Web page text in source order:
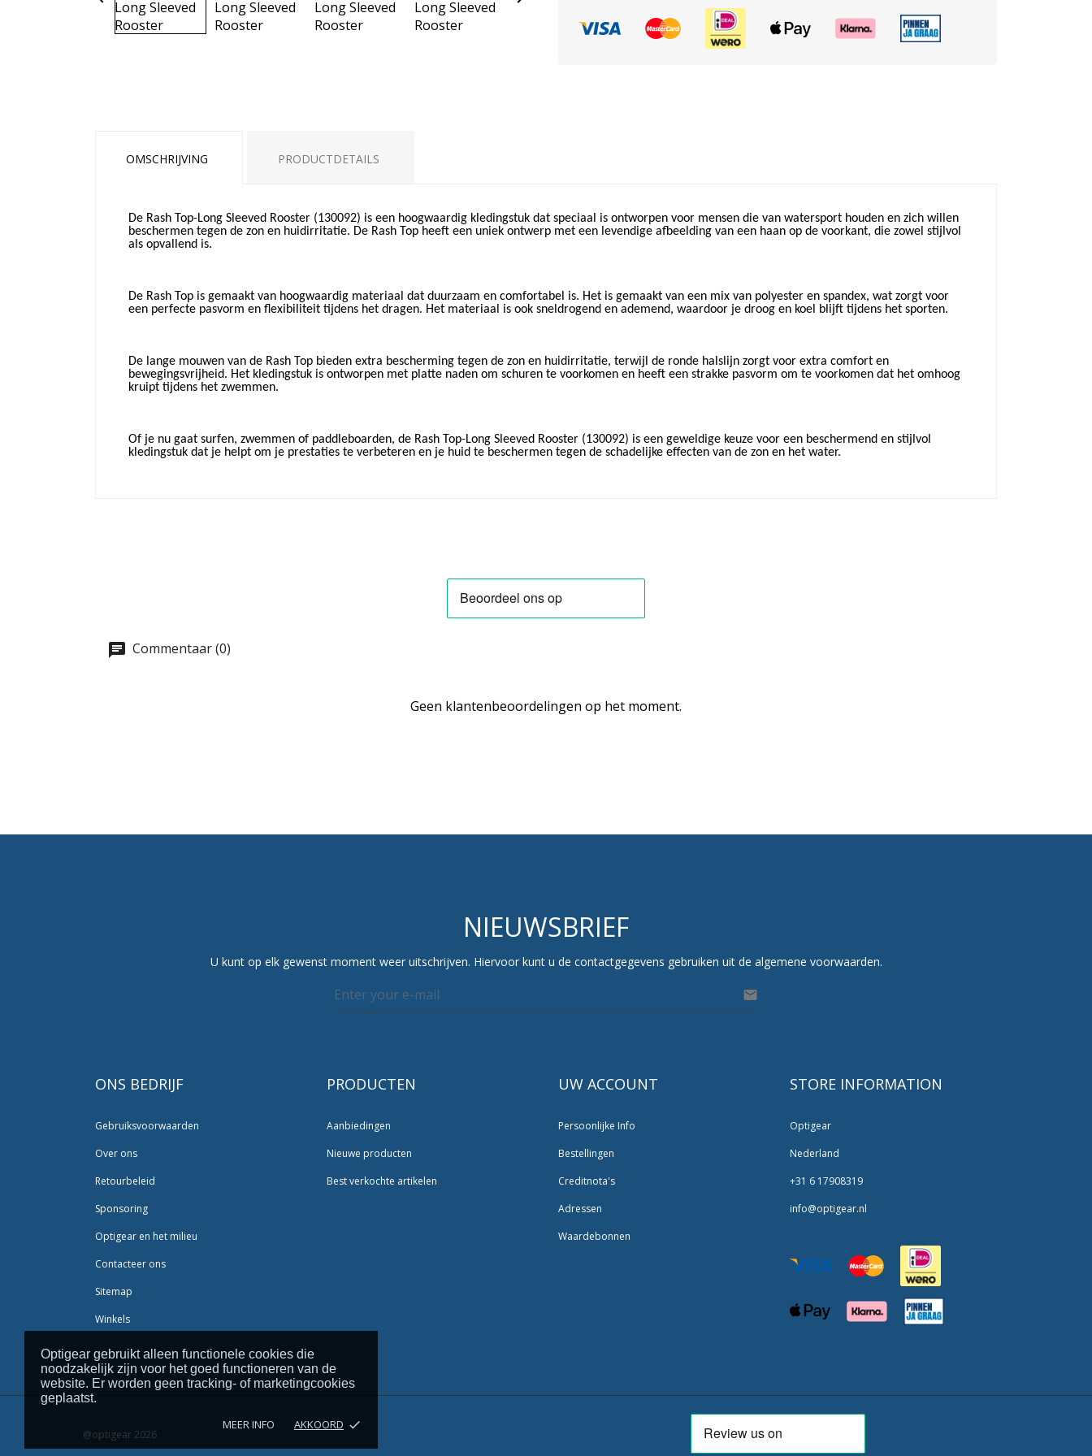
Optigear gebruikt alleen functionele cookies die
noodzakelijk zijn voor het goed functioneren van de
website. Er worden geen tracking- of marketingcookies
geplaatst.
MEER INFO AKKOORD done
OMSCHRIJVING PRODUCTDETAILS
De Rash Top-Long Sleeved Rooster (130092) is een hoogwaardig kledingstuk dat speciaal is ontworpen voor mensen die van watersport houden en zich willen
beschermen tegen de zon en huidirritatie. De Rash Top heeft een uniek ontwerp met een levendige afbeelding van een haan op de voorkant, die zowel stijlvol
als opvallend is.
De Rash Top is gemaakt van hoogwaardig materiaal dat duurzaam en comfortabel is. Het is gemaakt van een mix van polyester en spandex, wat zorgt voor
een perfecte pasvorm en flexibiliteit tijdens het dragen. Het materiaal is ook sneldrogend en ademend, waardoor je droog en koel blijft tijdens het sporten.
De lange mouwen van de Rash Top bieden extra bescherming tegen de zon en huidirritatie, terwijl de ronde halslijn zorgt voor extra comfort en
bewegingsvrijheid. Het kledingstuk is ontworpen met platte naden om schuren te voorkomen en heeft een strakke pasvorm om te voorkomen dat het omhoog
kruipt tijdens het zwemmen.
Of je nu gaat surfen, zwemmen of paddleboarden, de Rash Top-Long Sleeved Rooster (130092) is een geweldige keuze voor een beschermend en stijlvol
kledingstuk dat je helpt om je prestaties te verbeteren en je huid te beschermen tegen de schadelijke effecten van de zon en het water.
Commentaar (0)
Geen klantenbeoordelingen op het moment.
NIEUWSBRIEF
U kunt op elk gewenst moment weer uitschrijven. Hiervoor kunt u de contactgegevens gebruiken uit de algemene voorwaarden.

ONS BEDRIJF
Gebruiksvoorwaarden
Over ons
Retourbeleid
Sponsoring
Optigear en het milieu
Contacteer ons
Sitemap
Winkels
PRODUCTEN
Aanbiedingen
Nieuwe producten
Best verkochte artikelen
UW ACCOUNT
Persoonlijke Info
Bestellingen
Creditnota's
Adressen
Waardebonnen
STORE INFORMATION
Optigear
Nederland
+31 6 17908319
info@optigear.nl
@optigear 2026